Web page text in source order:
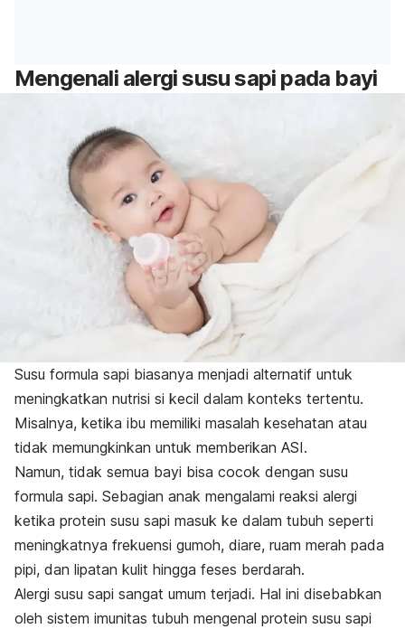
Mengenali alergi susu sapi pada bayi
Susu formula sapi biasanya menjadi alternatif untuk
meningkatkan nutrisi si kecil dalam konteks tertentu.
Misalnya, ketika ibu memiliki masalah kesehatan atau
tidak memungkinkan untuk memberikan ASI.
Namun, tidak semua bayi bisa cocok dengan susu
formula sapi. Sebagian anak mengalami reaksi alergi
ketika protein susu sapi masuk ke dalam tubuh seperti
meningkatnya frekuensi gumoh, diare, ruam merah pada
pipi, dan lipatan kulit hingga feses berdarah.
Alergi susu sapi sangat umum terjadi. Hal ini disebabkan
oleh sistem imunitas tubuh mengenal protein susu sapi